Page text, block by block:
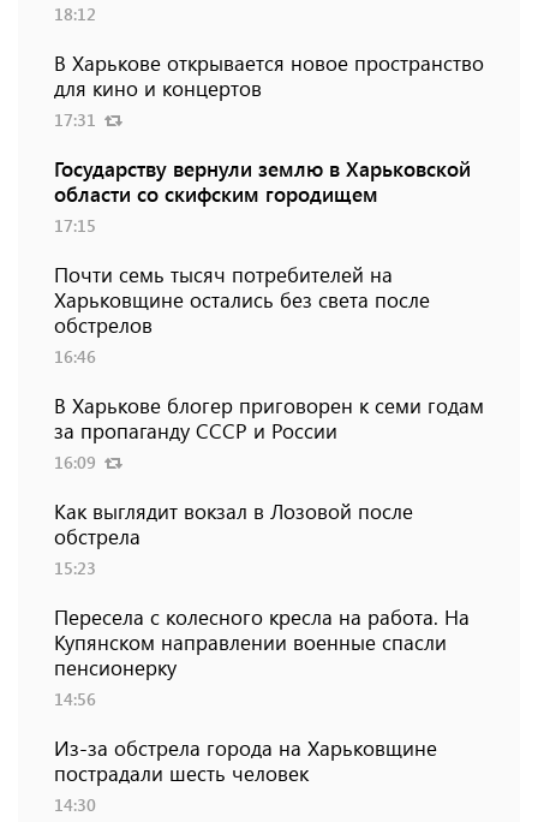
18:12
В Харькове открывается новое пространство
для кино и концертов
17:31
Государству вернули землю в Харьковской
области со скифским городищем
17:15
Почти семь тысяч потребителей на
Харьковщине остались без света после
обстрелов
16:46
В Харькове блогер приговорен к семи годам
за пропаганду СССР и России
16:09
Как выглядит вокзал в Лозовой после
обстрела
15:23
Пересела с колесного кресла на работа. На
Купянском направлении военные спасли
пенсионерку
14:56
Из-за обстрела города на Харьковщине
пострадали шесть человек
14:30